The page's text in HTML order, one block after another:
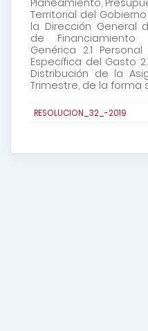
Planeamiento,
Territorial del
la Dirección General
de Financiamiento
Genérica 2.1
Específica del Gasto
Distribución de la
Trimestre, de la forma
RESOLUCION_32_-2019